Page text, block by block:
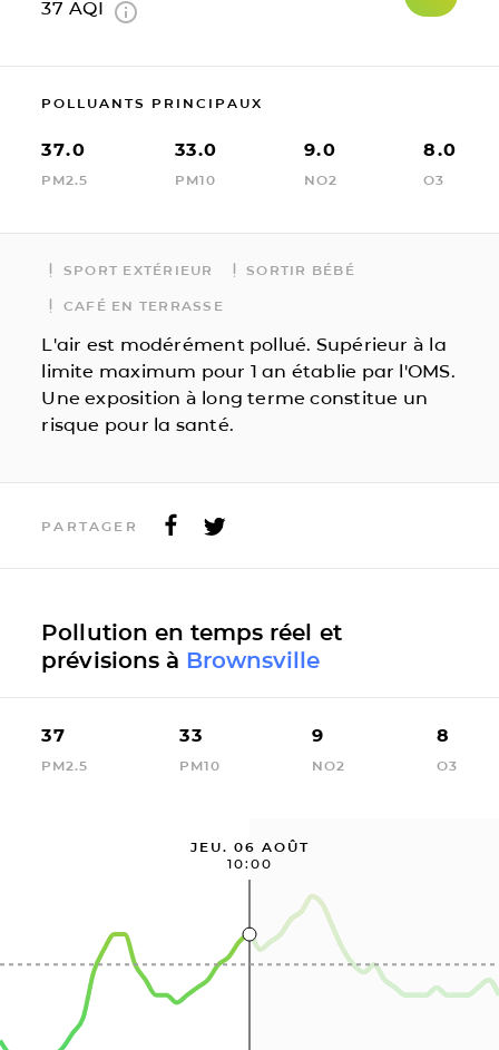
37 AQI
POLLUANTS PRINCIPAUX
37.0
PM2.5
33.0
PM10
9.0
NO2
8.0
O3
SPORT EXTÉRIEUR SORTIR BÉBÉ
CAFÉ EN TERRASSE
L'air est modérément pollué. Supérieur à la
limite maximum pour 1 an établie par l'OMS.
Une exposition à long terme constitue un
risque pour la santé.
PARTAGER
Pollution en temps réel et
prévisions à Brownsville
37
PM2.5
33
PM10
9
NO2
8
O3
JEU. 06 AOÛT
10:00